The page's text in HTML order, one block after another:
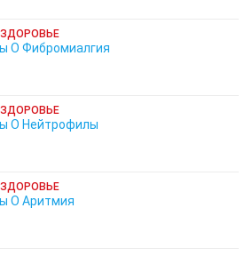
ЗДОРОВЬЕ
О Фибромиалгия
ЗДОРОВЬЕ
О Нейтрофилы
ЗДОРОВЬЕ
О Аритмия